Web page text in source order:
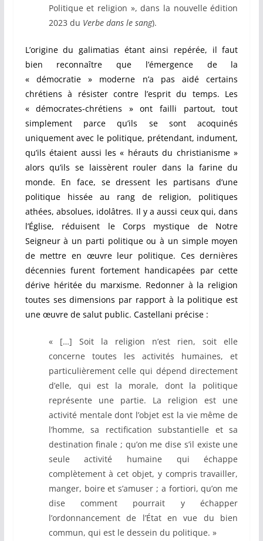
Politique et religion », dans la nouvelle édition
2023 du Verbe dans le sang).
L’origine du galimatias étant ainsi repérée, il faut
bien reconnaître que l’émergence de la
« démocratie » moderne n’a pas aidé certains
chrétiens à résister contre l’esprit du temps. Les
« démocrates-chrétiens » ont failli partout, tout
simplement parce qu’ils se sont acoquinés
uniquement avec le politique, prétendant, indument,
qu’ils étaient aussi les « hérauts du christianisme »
alors qu’ils se laissèrent rouler dans la farine du
monde. En face, se dressent les partisans d’une
politique hissée au rang de religion, politiques
athées, absolues, idolâtres. Il y a aussi ceux qui, dans
l’Église, réduisent le Corps mystique de Notre
Seigneur à un parti politique ou à un simple moyen
de mettre en œuvre leur politique. Ces dernières
décennies furent fortement handicapées par cette
dérive héritée du marxisme. Redonner à la religion
toutes ses dimensions par rapport à la politique est
une œuvre de salut public. Castellani précise :
« […] Soit la religion n’est rien, soit elle
concerne toutes les activités humaines, et
particulièrement celle qui dépend directement
d’elle, qui est la morale, dont la politique
représente une partie. La religion est une
activité mentale dont l’objet est la vie même de
l’homme, sa rectification substantielle et sa
destination finale ; qu’on me dise s’il existe une
seule activité humaine qui échappe
complètement à cet objet, y compris travailler,
manger, boire et s’amuser ; a fortiori, qu’on me
dise comment pourrait y échapper
l’ordonnancement de l’État en vue du bien
commun, qui est le dessein du politique. »